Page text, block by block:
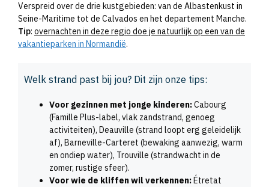
Verspreid over de drie kustgebieden: van de Albastenkust in
Seine-Maritime tot de Calvados en het departement Manche.
Tip: overnachten in deze regio doe je natuurlijk op een van de
vakantieparken in Normandië.
Welk strand past bij jou? Dit zijn onze tips:
Voor gezinnen met jonge kinderen:Cabourg
(Famille Plus-label, vlak zandstrand, genoeg
activiteiten), Deauville (strand loopt erg geleidelijk
af), Barneville-Carteret (bewaking aanwezig, warm
en ondiep water), Trouville (strandwacht in de
zomer, rustige sfeer).
Voor wie de kliffen wil verkennen: Étretat